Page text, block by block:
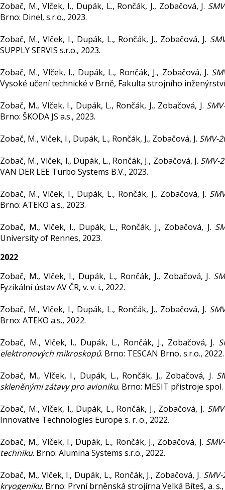
Zobač, M., Vlček, I., Dupák, L., Rončák, J., Zobačová, J.
Brno: Dinel, s.r.o., 2023.
Zobač, M., Vlček, I., Dupák, L., Rončák, J., Zobačová, J.
SUPPLY SERVIS s.r.o., 2023.
Zobač, M., Vlček, I., Dupák, L., Rončák, J., Zobačová, J.
Vysoké učení technické v Brně, Fakulta strojního
Zobač, M., Vlček, I., Dupák, L., Rončák, J., Zobačová, J.
Brno: ŠKODA JS a.s., 2023.
Zobač, M., Vlček, I., Dupák, L., Rončák, J., Zobačová, J. SMV-
Zobač, M., Vlček, I., Dupák, L., Rončák, J., Zobačová, J. SMV-
VAN DER LEE Turbo Systems B.V., 2023.
Zobač, M., Vlček, I., Dupák, L., Rončák, J., Zobačová, J.
Brno: ATEKO a.s., 2023.
Zobač, M., Vlček, I., Dupák, L., Rončák, J., Zobačová, J.
University of Rennes, 2023.
2022
Zobač, M., Vlček, I., Dupák, L., Rončák, J., Zobačová, J.
Fyzikální ústav AV ČR, v. v. i., 2022.
Zobač, M., Vlček, I., Dupák, L., Rončák, J., Zobačová, J.
Brno: ATEKO a.s., 2022.
Zobač, M., Vlček, I., Dupák, L., Rončák, J., Zobačová, J.
elektronových mikroskopů. Brno: TESCAN Brno, s.r.o., 2022.
Zobač, M., Vlček, I., Dupák, L., Rončák, J., Zobačová, J.
skleněnými zátavy pro avioniku. Brno: MESIT přístroje spol.
Zobač, M., Vlček, I., Dupák, L., Rončák, J., Zobačová, J.
Innovative Technologies Europe s. r. o., 2022.
Zobač, M., Vlček, I., Dupák, L., Rončák, J., Zobačová, J.
techniku. Brno: Alumina Systems s.r.o., 2022.
Zobač, M., Vlček, I., Dupák, L., Rončák, J., Zobačová, J.
kryogeniku. Brno: První brněnská strojírna Velká Bíteš, a. s.,